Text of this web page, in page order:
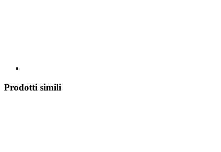
Prodotti simili